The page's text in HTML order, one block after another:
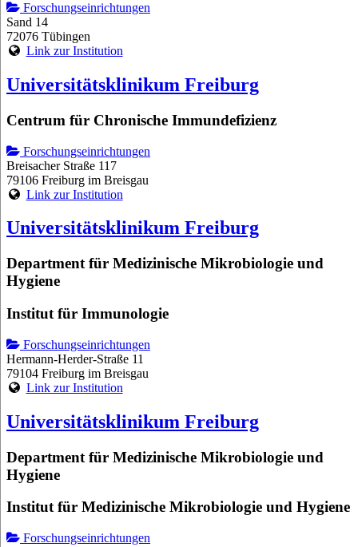
Forschungseinrichtungen
Sand 14
72076 Tübingen
Link zur Institution
Universitätsklinikum Freiburg
Centrum für Chronische Immundefizienz
Forschungseinrichtungen
Breisacher Straße 117
79106 Freiburg im Breisgau
Link zur Institution
Universitätsklinikum Freiburg
Department für Medizinische Mikrobiologie und
Hygiene
Institut für Immunologie
Forschungseinrichtungen
Hermann-Herder-Straße 11
79104 Freiburg im Breisgau
Link zur Institution
Universitätsklinikum Freiburg
Department für Medizinische Mikrobiologie und
Hygiene
Institut für Medizinische Mikrobiologie und Hygiene
Forschungseinrichtungen